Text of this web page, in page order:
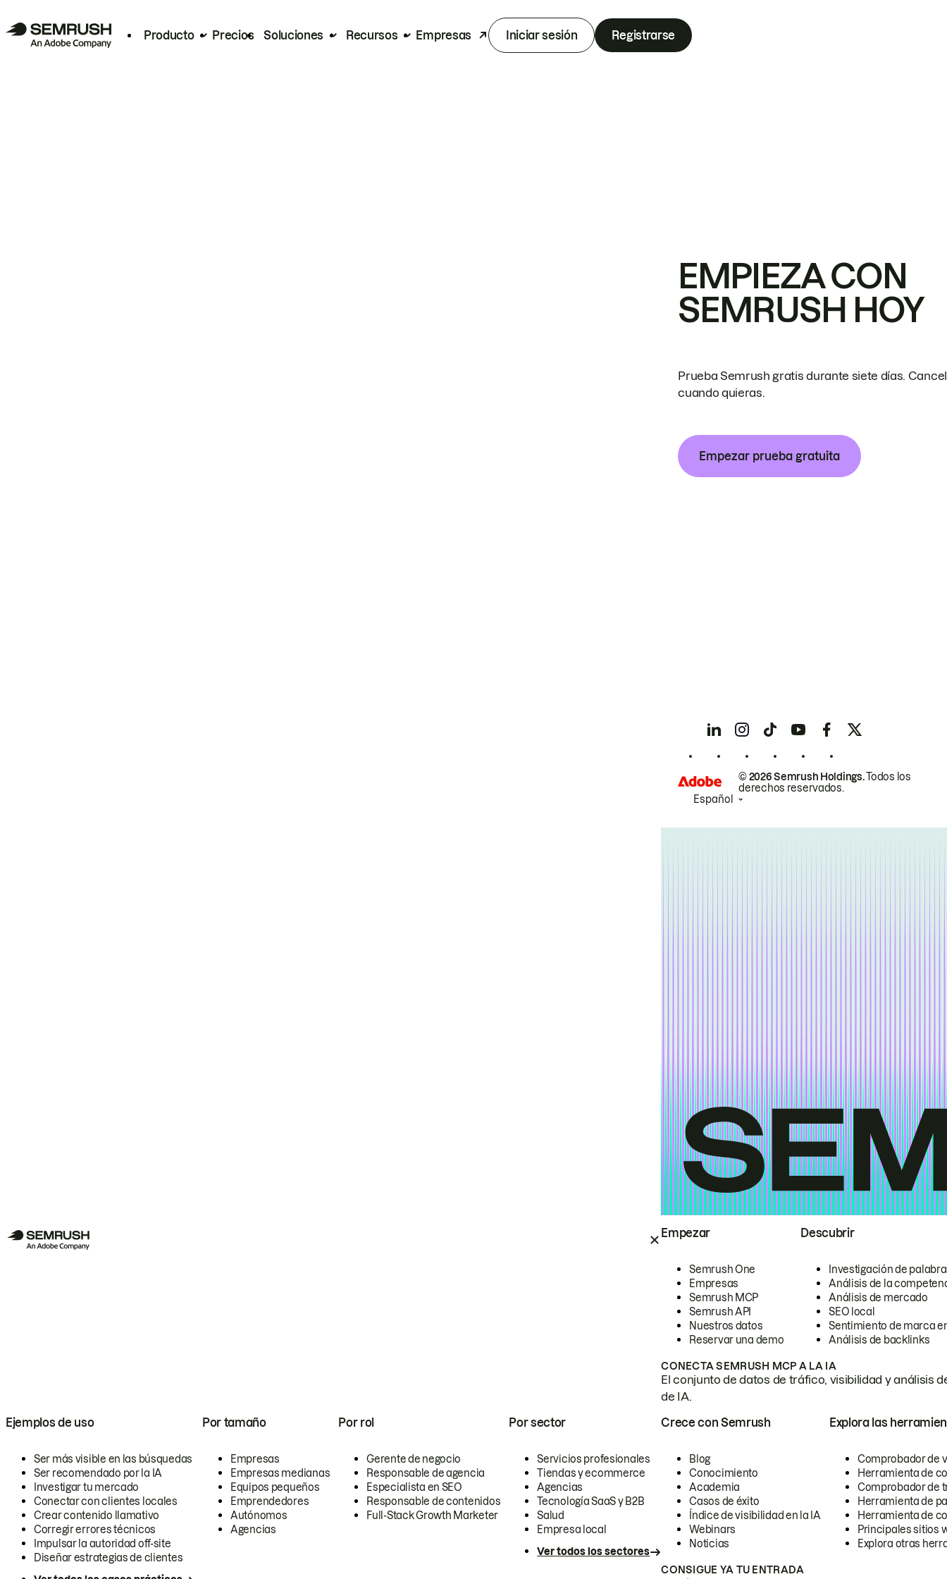
Producto Precios Soluciones Recursos Empresas Iniciar sesión Registrarse
Empezar
Semrush One
Empresas
Semrush MCP
Semrush API
Nuestros datos
Reservar una demo
Descubrir
Investigación de
Análisis de la
Análisis de mercado
SEO local
Sentimiento de marca
Análisis de backlinks
CONECTA SEMRUSH MCP A LA IA
El conjunto de datos de tráfico, visibilidad y análisis
de IA.
Ejemplos de uso
Ser más visible en las búsquedas
Ser recomendado por la IA
Investigar tu mercado
Conectar con clientes locales
Crear contenido llamativo
Corregir errores técnicos
Impulsar la autoridad off-site
Diseñar estrategias de clientes
Por tamaño
Empresas
Empresas medianas
Equipos pequeños
Emprendedores
Autónomos
Agencias
Por rol
Gerente de negocio
Responsable de agencia
Especialista en SEO
Responsable de contenidos
Full-Stack Growth Marketer
Por sector
Servicios profesionales
Tiendas y ecommerce
Agencias
Tecnología SaaS y B2B
Salud
Empresa local
Ver todos los sectores
Crece con Semrush
Blog
Conocimiento
Academia
Casos de éxito
Índice de visibilidad en la IA
Webinars
Noticias
Explora las
Comprobador de
Herramienta de
Comprobador de
Herramienta de
Herramienta de
Principales sitios
Explora otras
CONSIGUE YA TU ENTRADA
EMPIEZA CON
SEMRUSH HOY
Prueba Semrush gratis durante siete días.
cuando quieras.
Empezar prueba gratuita
© 2026 Semrush Holdings.Todos los
derechos reservados.
Español